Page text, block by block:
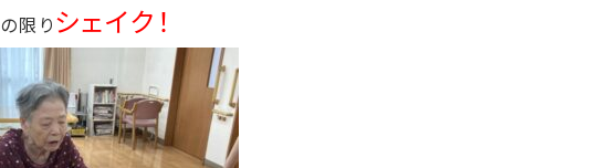
限りシェイク ！